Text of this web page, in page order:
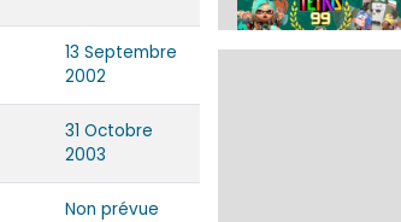
13 Septembre
2002
31 Octobre
2003
Non prévue